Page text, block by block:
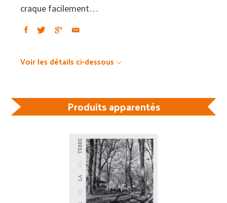
craque facilement…
Voir les détails ci-dessous
Produits apparentés